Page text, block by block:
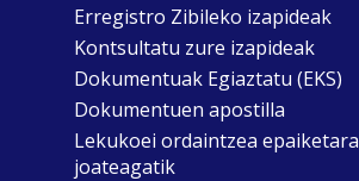
Erregistro Zibileko izapideak
Kontsultatu zure izapideak
Dokumentuak Egiaztatu (EKS)
Dokumentuen apostilla
Lekukoei ordaintzea epaiketara
joateagatik